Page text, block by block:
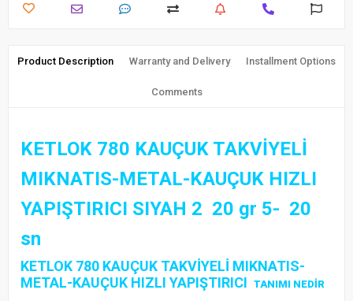
Product Description Warranty and Delivery Installment Options
Comments
KETLOK 780 KAUÇUK TAKVİYELİ
MIKNATIS-METAL-KAUÇUK HIZLI
YAPIŞTIRICI SIYAH 2 20 gr 5- 20
sn
KETLOK 780 KAUÇUK TAKVİYELİ MIKNATIS-
METAL-KAUÇUK HIZLI YAPIŞTIRICI TANIMI NEDİR